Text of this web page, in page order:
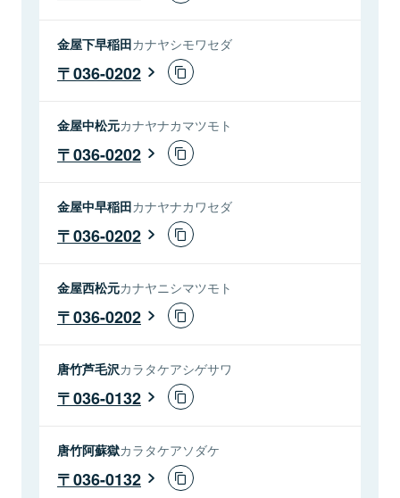
金屋下早稲田カナヤシモワセダ
036-0202
金屋中松元カナヤナカマツモト
036-0202
金屋中早稲田カナヤナカワセダ
036-0202
金屋西松元カナヤニシマツモト
036-0202
唐竹芦毛沢カラタケアシゲサワ
036-0132
唐竹阿蘇獄カラタケアソダケ
036-0132